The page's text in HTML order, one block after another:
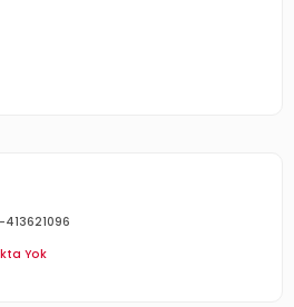
413621096
Yok